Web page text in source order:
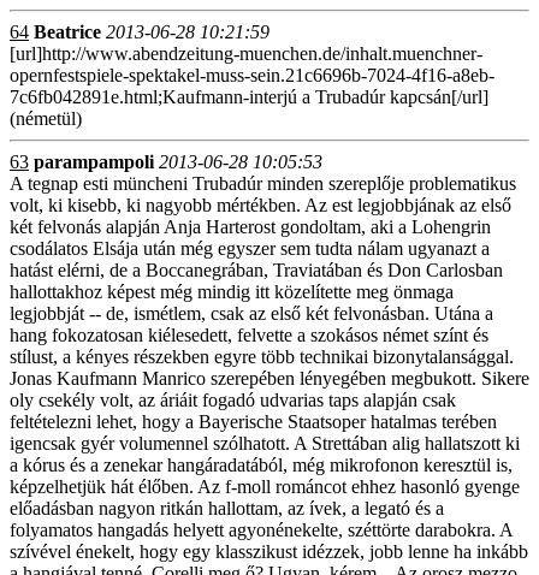
64 Beatrice 2013-06-28 10:21:59
[url]http://www.abendzeitung-muenchen.de/inhalt.muenchner-
opernfestspiele-spektakel-muss-sein.21c6696b-7024-4f16-a8eb-
7c6fb042891e.html;Kaufmann-interjú a Trubadúr kapcsán[/url]
(németül)
63 parampampoli 2013-06-28 10:05:53
A tegnap esti müncheni Trubadúr minden szereplője problematikus
volt, ki kisebb, ki nagyobb mértékben. Az est legjobbjának az első
két felvonás alapján Anja Harterost gondoltam, aki a Lohengrin
csodálatos Elsája után még egyszer sem tudta nálam ugyanazt a
hatást elérni, de a Boccanegrában, Traviatában és Don Carlosban
hallottakhoz képest még mindig itt közelítette meg önmaga
legjobbját -- de, ismétlem, csak az első két felvonásban. Utána a
hang fokozatosan kiélesedett, felvette a szokásos német színt és
stílust, a kényes részekben egyre több technikai bizonytalansággal.
Jonas Kaufmann Manrico szerepében lényegében megbukott. Sikere
oly csekély volt, az áriáit fogadó udvarias taps alapján csak
feltételezni lehet, hogy a Bayerische Staatsoper hatalmas terében
igencsak gyér volumennel szólhatott. A Strettában alig hallatszott ki
a kórus és a zenekar hangáradatából, még mikrofonon keresztül is,
képzelhetjük hát élőben. Az f-moll románcot ehhez hasonló gyenge
előadásban nagyon ritkán hallottam, az ívek, a legató és a
folyamatos hangadás helyett agyonénekelte, széttörte darabokra. A
szívével énekelt, hogy egy klasszikust idézzek, jobb lenne ha inkább